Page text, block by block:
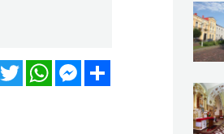
FacebookTwitterWhatsAppMessenger